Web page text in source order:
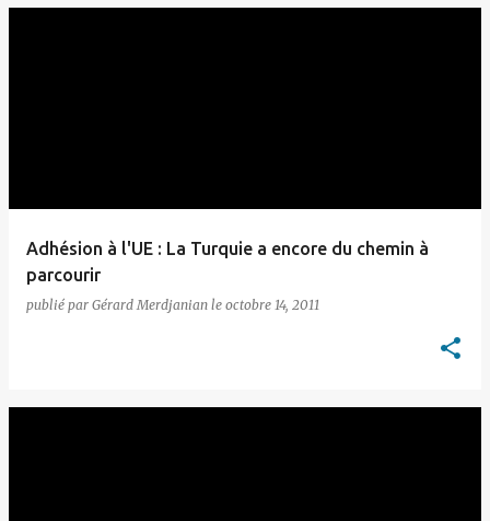
Adhésion à l'UE : La Turquie a encore du chemin à
parcourir
publié par Gérard Merdjanian le octobre 14, 2011